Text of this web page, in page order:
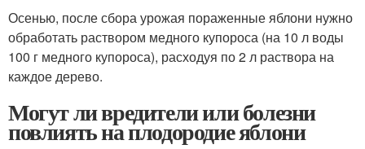
Осенью, после сбора урожая пораженные яблони нужно
обработать раствором медного купороса (на 10 л воды
100 г медного купороса), расходуя по 2 л раствора на
каждое дерево.
Могут ли вредители или болезни
повлиять на плодородие яблони